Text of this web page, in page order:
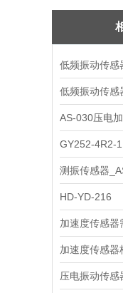
AS-030压电
测振传感器
HD-YD-216
加速度传感器
加速度传感器